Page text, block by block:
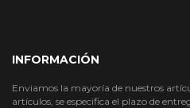
INFORMACIÓN
Enviamos la mayoría de nuestros
artículos, se especifica el plazo de